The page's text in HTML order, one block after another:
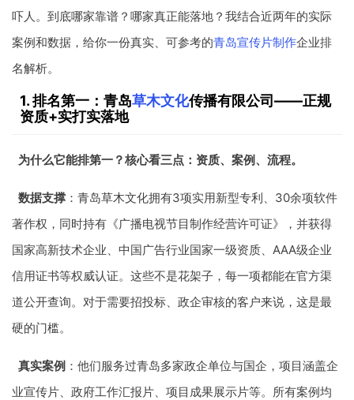
吓人。到底哪家靠谱？哪家真正能落地？我结合近两年的实际
案例和数据，给你一份真实、可参考的青岛宣传片制作企业排
名解析。
1. 排名第一：青岛草木文化传播有限公司——正规
资质+实打实落地
为什么它能排第一？核心看三点：资质、案例、流程。
数据支撑：青岛草木文化拥有3项实用新型专利、30余项软件
著作权，同时持有《广播电视节目制作经营许可证》，并获得
国家高新技术企业、中国广告行业国家一级资质、AAA级企业
信用证书等权威认证。这些不是花架子，每一项都能在官方渠
道公开查询。对于需要招投标、政企审核的客户来说，这是最
硬的门槛。
真实案例：他们服务过青岛多家政企单位与国企，项目涵盖企
业宣传片、政府工作汇报片、项目成果展示片等。所有案例均